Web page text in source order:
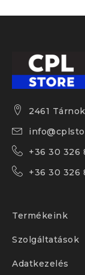
2461
+36 30 326
+36 30 326
Termékeink
Szolgáltatások
Adatkezelés